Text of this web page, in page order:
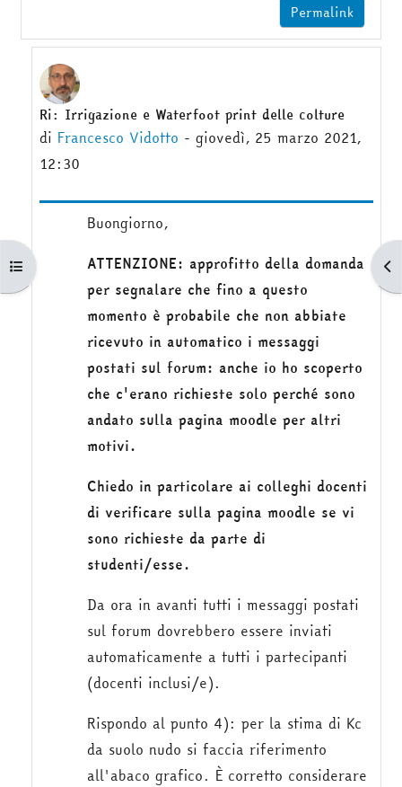
Apri indice del corso
Permalink
In riposta a Gabriele Rolando
Ri: Irrigazione e Waterfoot print delle colture
di Francesco Vidotto -giovedì, 25 marzo 2021,
12:30
Buongiorno,
ATTENZIONE: approfitto della domanda
per segnalare che fino a questo
momento è probabile che non abbiate
ricevuto in automatico i messaggi
postati sul forum: anche io ho scoperto
che c'erano richieste solo perché sono
andato sulla pagina moodle per altri
motivi.
Chiedo in particolare ai colleghi docenti
di verificare sulla pagina moodle se vi
sono richieste da parte di
studenti/esse.
Da ora in avanti tutti i messaggi postati
sul forum dovrebbero essere inviati
automaticamente a tutti i partecipanti
(docenti inclusi/e).
Rispondo al punto 4): per la stima di Kc
da suolo nudo si faccia riferimento
all'abaco grafico. È corretto considerare